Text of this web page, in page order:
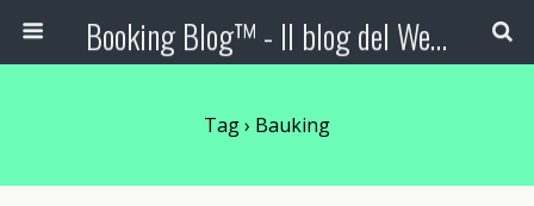
Booking Blog™ - Il blog del Web Marketing Turistico
Tag › Bauking